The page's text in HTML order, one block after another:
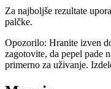
Za najboljše rezultate
palčke.
Opozorilo: Hranite izven
zagotovite, da pepel pade
primerno za uživanje.